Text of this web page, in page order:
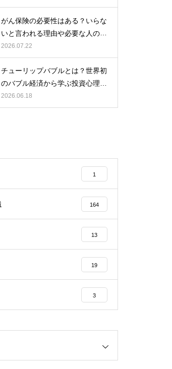
リスク
解説
がん保険の必要性はある？いらな
いと言われる理由や必要な人の特
徴を解説
2026.07.22
チューリップバブルとは？世界初
のバブル経済から学ぶ投資心理と
リスク
2026.06.18
1
164
13
19
3